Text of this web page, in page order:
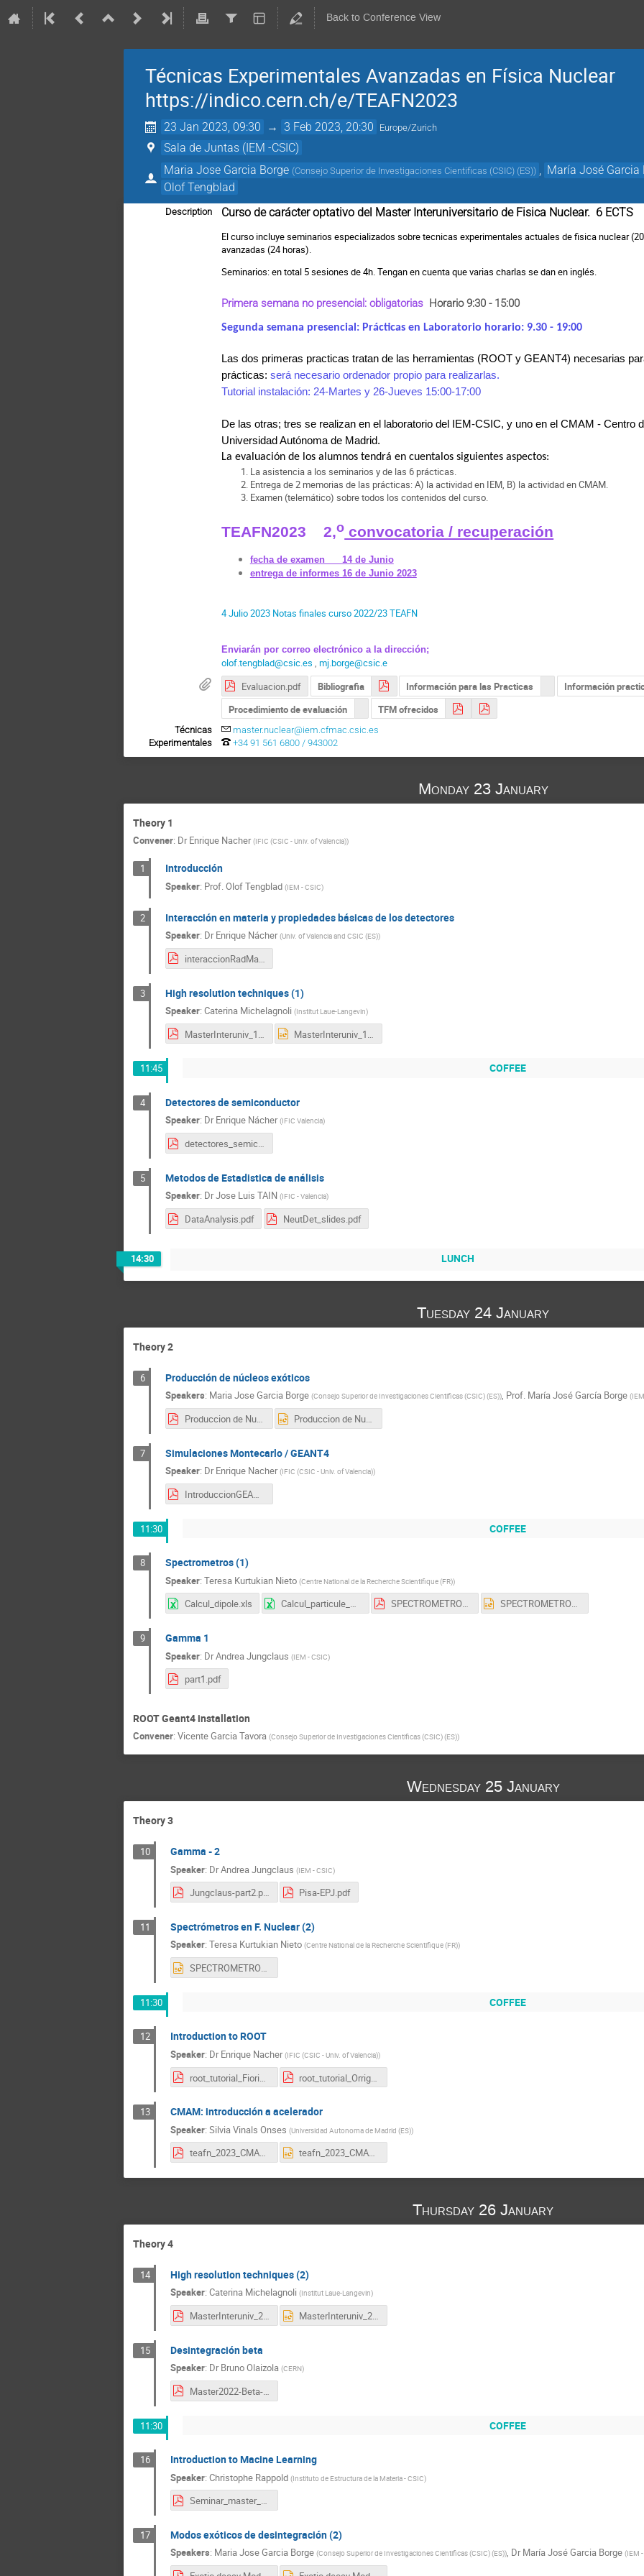
Back to Conference View
Técnicas Experimentales Avanzadas en Física Nuclear
https://indico.cern.ch/e/TEAFN2023
23 Jan 2023, 09:30 → 3 Feb 2023, 20:30 Europe/Zurich
Sala de Juntas (IEM -CSIC)
Maria Jose Garcia Borge (Consejo Superior de Investigaciones Cientificas (CSIC) (ES)) María José Garcia
Olof Tengblad
Description Curso de carácter optativo del Master Interuniversitario de Fisica Nuclear. 6 ECTS
El curso incluye seminarios especializados sobre tecnicas experimentales actuales de fisica nuclear
avanzadas (24 horas).
Seminarios: en total 5 sesiones de 4h. Tengan en cuenta que varias charlas se dan en inglés.
Primera semana no presencial: obligatorias Horario 9:30 - 15:00
Segunda semana presencial: Prácticas en Laboratorio horario: 9.30 - 19:00
Las dos primeras practicas tratan de las herramientas (ROOT y GEANT4) necesarias
prácticas:será necesario ordenador propio para realizarlas.
Tutorial instalación: 24-Martes y 26-Jueves 15:00-17:00
De las otras; tres se realizan en el laboratoriodel IEM-CSIC, y uno en el CMAM - Centro
Universidad Autónoma de Madrid.
La evaluación de los alumnos tendrá en cuentalos siguientes aspectos:
La asistencia a los seminarios y de las 6 prácticas.
Entrega de 2 memorias de las prácticas: A) la actividad en IEM, B) la actividad en CMAM.
Examen (telemático) sobre todos los contenidos del curso.
TEAFN2023 2,o convocatoria / recuperación
fecha de examen 14 de Junio
entrega de informes 16 de Junio 2023
4 Julio 2023 Notas finales curso 2022/23 TEAFN
Enviarán por correo electrónico a la dirección;
olof.tengblad@csic.es ,mj.borge@csic.e
Evaluacion.pdf
Bibliografia Información para las Practicas
Información
Procedimiento de evaluación
TFM ofrecidos
Técnicas
Experimentales
master.nuclear@iem.cfmac.csic.es
+34 91 561 6800 / 943002
Monday 23 January
Theory 1
Convener: Dr Enrique Nacher (IFIC (CSIC - Univ. of Valencia))
1 Introducción
Speaker: Prof.Olof Tengblad (IEM - CSIC)
2 Interacción en materia y propiedades básicas de los detectores
Speaker: Dr Enrique Nácher (Univ. of Valencia and CSIC (ES))
interaccionRadMat2019.pdf
3 High resolution techniques (1)
Speaker: Caterina Michelagnoli (Institut Laue-Langevin)
MasterInteruniv_1_Michelagnoli.pdf MasterInteruniv_1_Michelagnoli.pptx
11:45 COFFEE
4 Detectores de semiconductor
Speaker: Dr Enrique Nácher (IFIC Valencia)
detectores_semiconductor.pdf
5 Metodos de Estadistica de análisis
Speaker: DrJose Luis TAIN (IFIC - Valencia)
DataAnalysis.pdf NeutDet_slides.pdf
14:30 LUNCH
Tuesday 24 January
Theory 2
6 Producción de núcleos exóticos
Speakers: Maria Jose Garcia Borge (Consejo Superior de Investigaciones Cientificas (CSIC) (ES)), Prof. María José García Borge (
Produccion de Nucleon exoticos 2023.pdf Produccion de Nucleon exoticos 2023.pptx
7 Simulaciones Montecarlo / GEANT4
Speaker: Dr Enrique Nacher (IFIC (CSIC - Univ. of Valencia))
IntroduccionGEANT4.pdf
11:30 COFFEE
8 Spectrometros (1)
Speaker: Teresa Kurtukian Nieto (Centre National de la Recherche Scientifique (FR))
Calcul_dipole.xls Calcul_particule_PK.xls SPECTROMETROS (I).pdf SPECTROMETROS (I).pptx
9 Gamma 1
Speaker: DrAndrea Jungclaus (IEM - CSIC)
part1.pdf
ROOT Geant4 installation
Convener: Vicente Garcia Tavora (Consejo Superior de Investigaciones Cientificas (CSIC) (ES))
Wednesday 25 January
Theory 3
10 Gamma - 2
Speaker: DrAndrea Jungclaus (IEM - CSIC)
Jungclaus-part2.pdf Pisa-EPJ.pdf
11 Spectrómetros en F. Nuclear (2)
Speaker: Teresa Kurtukian Nieto (Centre National de la Recherche Scientifique (FR))
SPECTROMETROS (II).pptx
11:30 COFFEE
12 Introduction to ROOT
Speaker: Dr Enrique Nacher (IFIC (CSIC - Univ. of Valencia))
13 CMAM: introducción a acelerador
Speaker: Silvia Vinals Onses (Universidad Autonoma de Madrid (ES))
teafn_2023_CMAMb.pdf teafn_2023_CMAMb.pptx
Thursday 26 January
Theory 4
14 High resolution techniques (2)
Speaker: Caterina Michelagnoli (Institut Laue-Langevin)
MasterInteruniv_2_Michelagnoli.pdf MasterInteruniv_2_Michelagnoli.pptx
15 Desintegración beta
Speaker: Dr Bruno Olaizola (CERN)
Master2022-Beta-Decay.pdf
11:30 COFFEE
16 Introduction to Macine Learning
Speaker: Christophe Rappold (Instituto de Estructura de la Materia - CSIC)
Seminar_master_MLintro2023.pdf
17 Modos exóticos de desintegración (2)
Speakers: Maria Jose Garcia Borge (Consejo Superior de Investigaciones Cientificas (CSIC) (ES)), Dr María José Garcia Borge (IEM